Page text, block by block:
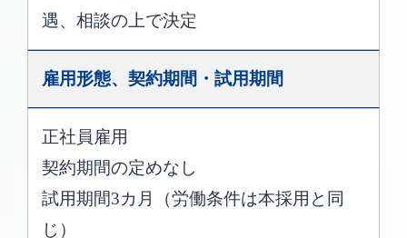
遇、相談の上で決定
雇用形態、 契約期間・試用期間
正社員雇用
契約期間の定めなし
試用期間3カ月（労働条件は本採用と同
じ）